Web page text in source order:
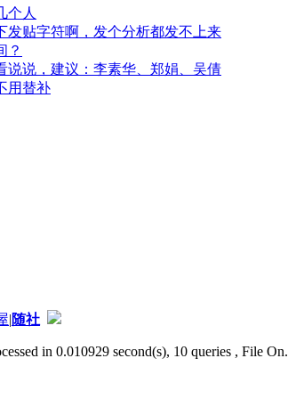
个人
发贴字符啊，发个分析都发不上来
？
说说，建议：李素华、郑娟、吴倩
用替补
|随社
in 0.010929 second(s), 10 queries , File On.